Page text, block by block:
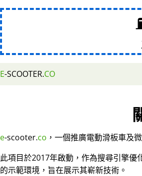
E-SCOOTER.CO
e-scooter.co ，一個推廣電動滑板車及
此項目於2017年啟動，作為搜尋引擎優
的示範環境，旨在展示其嶄新技術。